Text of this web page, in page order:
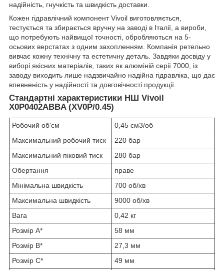
надійність, гнучкість та швидкість доставки.
Кожен гідравлічний компонент Vivoil виготовляється,
тестується та збирається вручну на заводі в Італії, а вироби,
що потребують найвищої точності, обробляються на 5-
осьових верстатах з одним захопленням. Компанія ретельно
вивчає кожну технічну та естетичну деталь. Завдяки досвіду у
виборі якісних матеріалів, таких як алюміній серії 7000, із
заводу виходить лише надзвичайно надійна гідравліка, що дає
впевненість у надійності та довговічності продукції.
Стандартні характеристики НШ Vivoil
X0P0402ABBA (XV0P/0.45)
Робочий об'єм
0,45 см3/об
Максимальний робочий тиск
220 бар
Максимальний піковий тиск
280 бар
Обертання
праве
Мінімальна швидкість
700 об/хв
Максимальна швидкість
9000 об/хв
Вага
0,42 кг
Розмір A*
58 мм
Розмір B*
27,3 мм
Розмір C*
49 мм